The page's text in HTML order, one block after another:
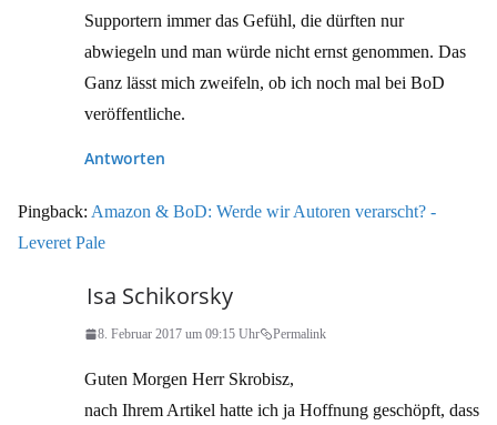
Supportern immer das Gefühl, die dürften nur
abwiegeln und man würde nicht ernst genommen. Das
Ganz lässt mich zweifeln, ob ich noch mal bei BoD
veröffentliche.
Antworten
Pingback: Amazon & BoD: Werde wir Autoren verarscht? -
Leveret Pale
Isa Schikorsky
8. Februar 2017 um 09:15 Uhr Permalink
Guten Morgen Herr Skrobisz,
nach Ihrem Artikel hatte ich ja Hoffnung geschöpft, dass